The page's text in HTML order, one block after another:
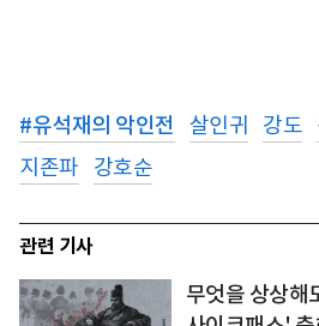
#유석재의 악인전 살인귀 강도
지존파
강호순
관련 기사
무엇을 상상해